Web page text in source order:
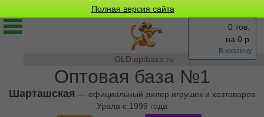
Полная версия сайта
OLD.optbaza.ru
Оптовая база №1
Шарташская — официальный дилер игрушек и хозтоваров
Урала с 1999 года
0 тов.
на 0 р.
В корзину